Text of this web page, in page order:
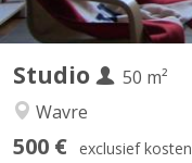
Studio
50 m²
Wavre
500 € exclusief kosten